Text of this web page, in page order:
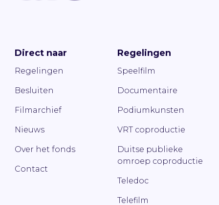
Direct naar
Regelingen
Besluiten
Filmarchief
Nieuws
Over het fonds
Contact
Regelingen
Speelfilm
Documentaire
Podiumkunsten
VRT coproductie
Duitse publieke
omroep coproductie
Teledoc
Telefilm